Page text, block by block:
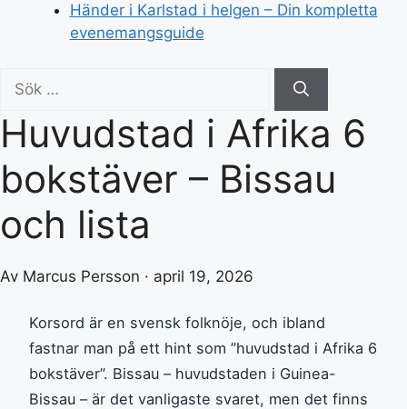
Händer i Karlstad i helgen – Din kompletta
evenemangsguide
efter:
Huvudstad i Afrika 6
bokstäver – Bissau
och lista
Av Marcus Persson · april 19, 2026
Korsord är en svensk folknöje, och ibland
fastnar man på ett hint som ”huvudstad i Afrika 6
bokstäver”. Bissau – huvudstaden i Guinea-
Bissau – är det vanligaste svaret, men det finns